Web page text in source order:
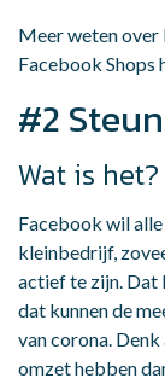
Meer weten over
Facebook Shops
#2
Wat is het?
Facebook wil
kleinbedrijf,
actief te zijn. Dat
dat kunnen de
van corona.
omzet hebben